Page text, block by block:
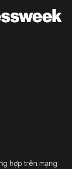
hợp trên mạng